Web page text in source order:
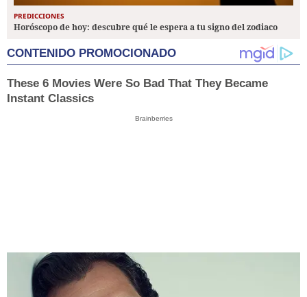
PREDICCIONES
Horóscopo de hoy: descubre qué le espera a tu signo del zodiaco
CONTENIDO PROMOCIONADO
These 6 Movies Were So Bad That They Became
Instant Classics
Brainberries